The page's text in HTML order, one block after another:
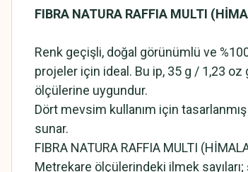
FIBRA NATURA RAFFIA MULTI
Renk geçişli, doğal görünümlü ve
projeler için ideal. Bu ip, 35 g / 1,23 oz
ölçülerine uygundur.
Dört mevsim kullanım için
sunar.
FIBRA NATURA RAFFIA MULTI
Metrekare ölçülerindeki ilmek